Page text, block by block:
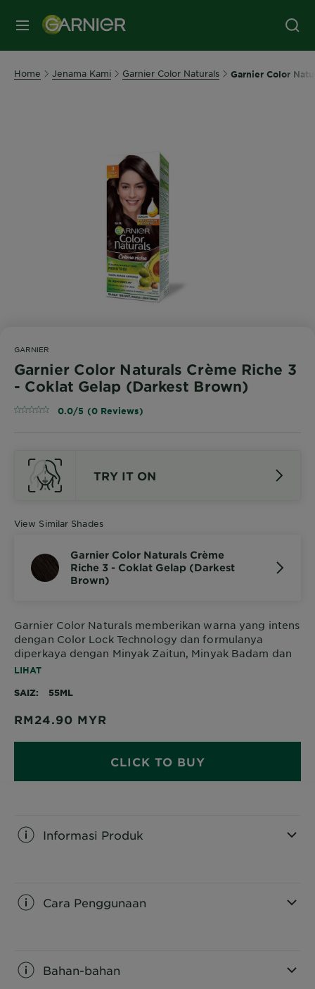
MENU
Home Jenama Kami Garnier Color Naturals Garnier Color
GARNIER
Garnier Color Naturals Crème Riche 3
- Coklat Gelap (Darkest Brown)
0.0/5 (0 Reviews)
TRY IT ON
View Similar Shades
Garnier Color Naturals Crème
Riche 3 - Coklat Gelap (Darkest
Brown)
Garnier Color Naturals memberikan warna yang intens
dengan Color Lock Technology dan formulanya
diperkaya dengan Minyak Zaitun, Minyak Badam dan
Minyak Avokado yang menjaga ketahanan warna dan
- Pewarna rambut dengan kandungan yang menutrisi
- Rambut 5x lebih berkilau
LIHAT
SAIZ 55ML
RM24.90 MYR
CLICK TO BUY
Informasi Produk
Cara Penggunaan
Bahan-bahan